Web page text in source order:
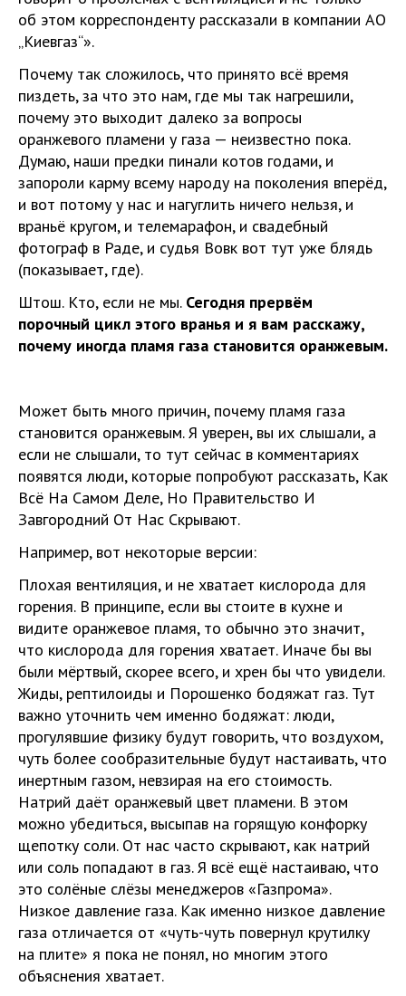
об этом корреспонденту рассказали в компании АО
„Киевгаз“».
Почему так сложилось, что принято всё время
пиздеть, за что это нам, где мы так нагрешили,
почему это выходит далеко за вопросы
оранжевого пламени у газа — неизвестно пока.
Думаю, наши предки пинали котов годами, и
запороли карму всему народу на поколения вперёд,
и вот потому у нас и нагуглить ничего нельзя, и
враньё кругом, и телемарафон, и свадебный
фотограф в Раде, и судья Вовк вот тут уже блядь
(показывает, где).
Штош. Кто, если не мы. Сегодня прервём
порочный цикл этого вранья и я вам расскажу,
почему иногда пламя газа становится оранжевым.
Может быть много причин, почему пламя газа
становится оранжевым. Я уверен, вы их слышали, а
если не слышали, то тут сейчас в комментариях
появятся люди, которые попробуют рассказать, Как
Всё На Самом Деле, Но Правительство И
Завгородний От Нас Скрывают.
Например, вот некоторые версии:
Плохая вентиляция, и не хватает кислорода для
горения. В принципе, если вы стоите в кухне и
видите оранжевое пламя, то обычно это значит,
что кислорода для горения хватает. Иначе бы вы
были мёртвый, скорее всего, и хрен бы что увидели.
Жиды, рептилоиды и Порошенко бодяжат газ. Тут
важно уточнить чем именно бодяжат: люди,
прогулявшие физику будут говорить, что воздухом,
чуть более сообразительные будут настаивать, что
инертным газом, невзирая на его стоимость.
Натрий даёт оранжевый цвет пламени. В этом
можно убедиться, высыпав на горящую конфорку
щепотку соли. От нас часто скрывают, как натрий
или соль попадают в газ. Я всё ещё настаиваю, что
это солёные слёзы менеджеров «Газпрома».
Низкое давление газа. Как именно низкое давление
газа отличается от «чуть-чуть повернул крутилку
на плите» я пока не понял, но многим этого
объяснения хватает.